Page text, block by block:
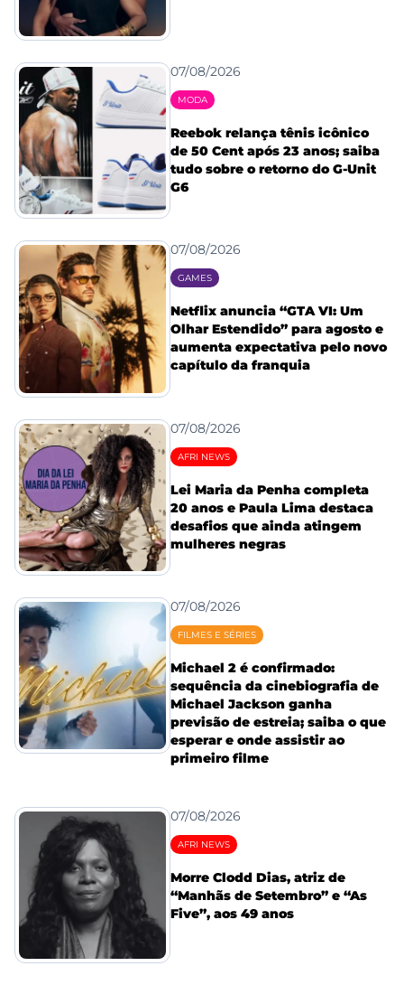
07/08/2026
MODA
Reebok relança tênis icônico
de 50 Cent após 23 anos; saiba
tudo sobre o retorno do G-Unit
G6
07/08/2026
GAMES
Netflix anuncia “GTA VI: Um
Olhar Estendido” para agosto e
aumenta expectativa pelo novo
capítulo da franquia
07/08/2026
AFRI NEWS
Lei Maria da Penha completa
20 anos e Paula Lima destaca
desafios que ainda atingem
mulheres negras
07/08/2026
FILMES E SÉRIES
Michael 2 é confirmado:
sequência da cinebiografia de
Michael Jackson ganha
previsão de estreia; saiba o que
esperar e onde assistir ao
primeiro filme
07/08/2026
AFRI NEWS
Morre Clodd Dias, atriz de
“Manhãs de Setembro” e “As
Five”, aos 49 anos